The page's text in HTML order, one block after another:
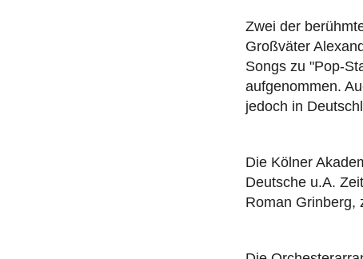
Zwei der
Großväter
Songs zu "Pop-
aufgenommen.
jedoch in
Die Kölner
Deutsche u.A.
Roman Grinberg,